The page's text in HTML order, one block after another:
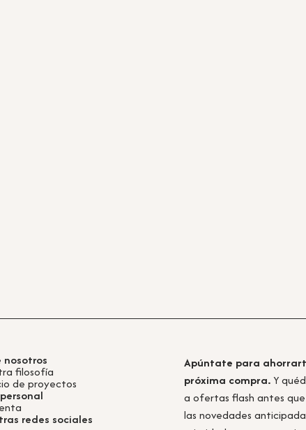
nosotros
filosofía
de proyectos
redes sociales
Apúntate para
próxima compra.Y
a ofertas flash antes
las novedades